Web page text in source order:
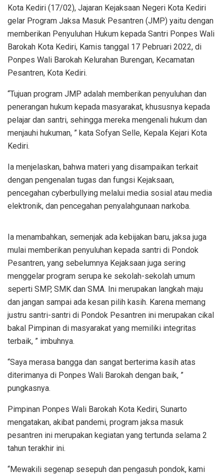
Kota Kediri (17/02), Jajaran Kejaksaan Negeri Kota Kediri
gelar Program Jaksa Masuk Pesantren (JMP) yaitu dengan
memberikan Penyuluhan Hukum kepada Santri Ponpes Wali
Barokah Kota Kediri, Kamis tanggal 17 Pebruari 2022, di
Ponpes Wali Barokah Kelurahan Burengan, Kecamatan
Pesantren, Kota Kediri.
“Tujuan program JMP adalah memberikan penyuluhan dan
penerangan hukum kepada masyarakat, khususnya kepada
pelajar dan santri, sehingga mereka mengenali hukum dan
menjauhi hukuman, ” kata Sofyan Selle, Kepala Kejari Kota
Kediri.
Ia menjelaskan, bahwa materi yang disampaikan terkait
dengan pengenalan tugas dan fungsi Kejaksaan,
pencegahan cyberbullying melalui media sosial atau media
elektronik, dan pencegahan penyalahgunaan narkoba.
Ia menambahkan, semenjak ada kebijakan baru, jaksa juga
mulai memberikan penyuluhan kepada santri di Pondok
Pesantren, yang sebelumnya Kejaksaan juga sering
menggelar program serupa ke sekolah-sekolah umum
seperti SMP, SMK dan SMA. Ini merupakan langkah maju
dan jangan sampai ada kesan pilih kasih. Karena memang
justru santri-santri di Pondok Pesantren ini merupakan cikal
bakal Pimpinan di masyarakat yang memiliki integritas
terbaik, ” imbuhnya.
“Saya merasa bangga dan sangat berterima kasih atas
diterimanya di Ponpes Wali Barokah dengan baik, ”
pungkasnya.
Pimpinan Ponpes Wali Barokah Kota Kediri, Sunarto
mengatakan, akibat pandemi, program jaksa masuk
pesantren ini merupakan kegiatan yang tertunda selama 2
tahun terakhir ini.
“Mewakili segenap sesepuh dan pengasuh pondok, kami